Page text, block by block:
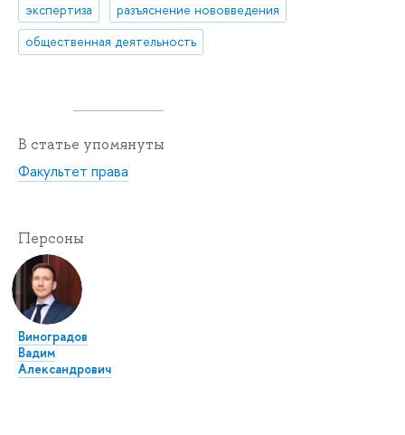
экспертиза
разъяснение нововведения
общественная деятельность
В статье упомянуты
Факультет права
Персоны
Виноградов
Вадим
Александрович